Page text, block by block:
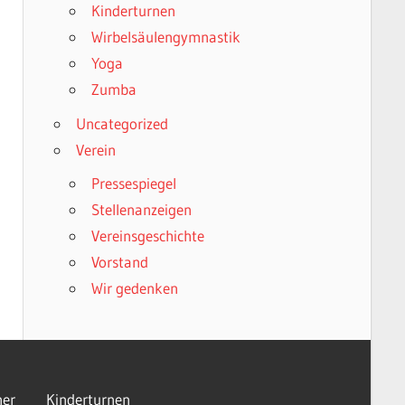
Kinderturnen
Wirbelsäulengymnastik
Yoga
Zumba
Uncategorized
Verein
Pressespiegel
Stellenanzeigen
Vereinsgeschichte
Vorstand
Wir gedenken
Kinderturnen